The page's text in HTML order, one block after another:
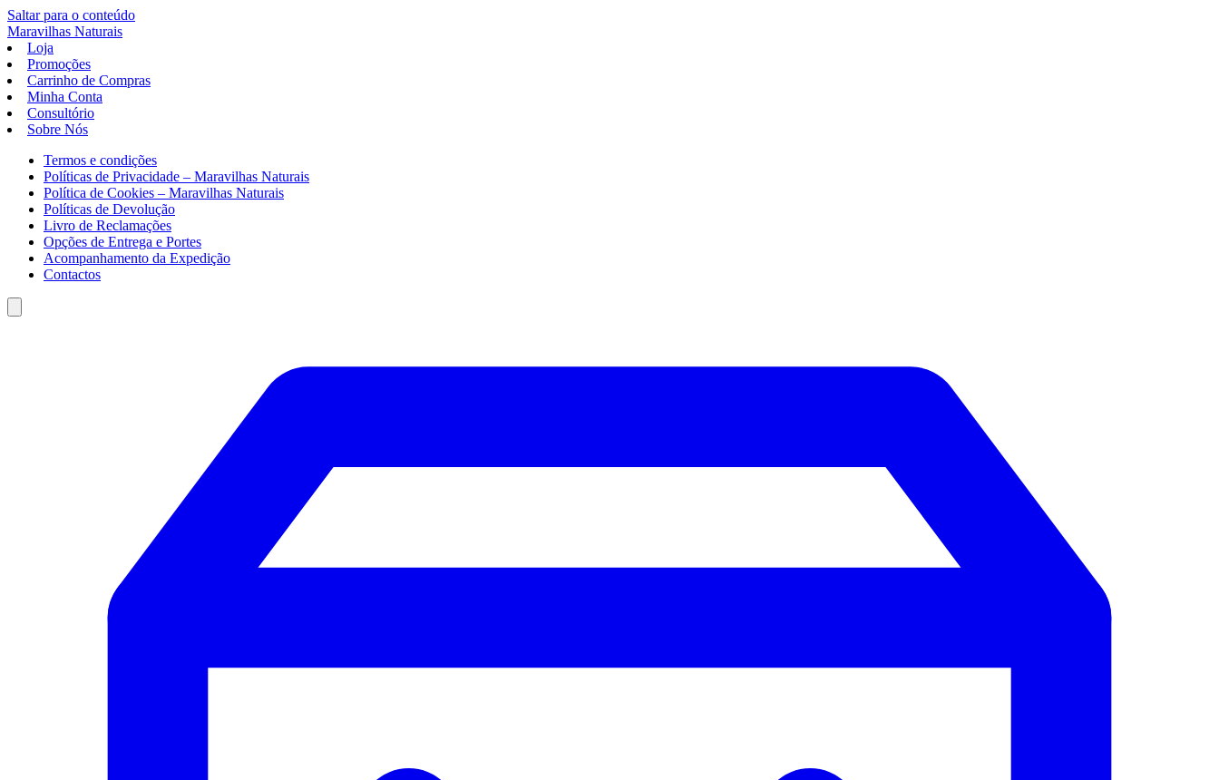
Saltar para o conteúdo
Maravilhas Naturais
Loja
Promoções
Carrinho de Compras
Minha Conta
Consultório
Sobre Nós
Termos e condições
Políticas de Privacidade – Maravilhas Naturais
Política de Cookies – Maravilhas Naturais
Políticas de Devolução
Livro de Reclamações
Opções de Entrega e Portes
Acompanhamento da Expedição
Contactos